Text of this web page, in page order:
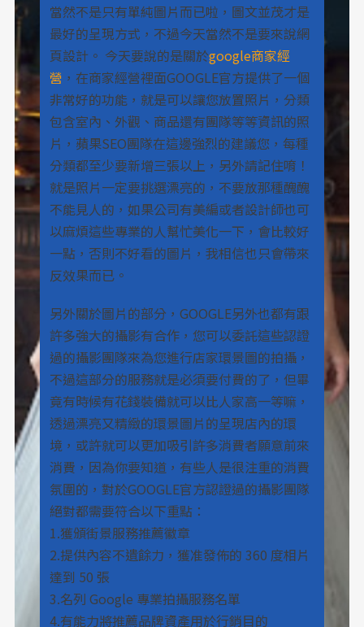
當然不是只有單純圖片而已啦，圖文並茂才是
最好的呈現方式，不過今天當然不是要來說網
頁設計。 今天要說的是關於google商家經
營 ，在商家經營裡面GOOGLE官方提供了一個
非常好的功能，就是可以讓您放置照片，分類
包含室內、外觀、商品還有團隊等等資訊的照
片，蘋果SEO團隊在這邊強烈的建議您，每種
分類都至少要新增三張以上，另外請記住唷！
就是照片一定要挑選漂亮的，不要放那種醜醜
不能見人的，如果公司有美編或者設計師也可
以麻煩這些專業的人幫忙美化一下，會比較好
一點，否則不好看的圖片，我相信也只會帶來
反效果而已。
另外關於圖片的部分，GOOGLE另外也都有跟
許多強大的攝影有合作，您可以委託這些認證
過的攝影團隊來為您進行店家環景圖的拍攝，
不過這部分的服務就是必須要付費的了，但畢
竟有時候有花錢裝備就可以比人家高一等嘛，
透過漂亮又精緻的環景圖片的呈現店內的環
境，或許就可以更加吸引許多消費者願意前來
消費，因為你要知道，有些人是很注重的消費
氛圍的，對於GOOGLE官方認證過的攝影團隊
絕對都需要符合以下重點：
1.獲頒街景服務推薦徽章
2.提供內容不遺餘力，獲准發佈的 360 度相片
達到 50 張
3.名列 Google 專業拍攝服務名單
4.有能力將推薦品牌資產用於行銷目的